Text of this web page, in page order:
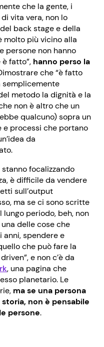
che la gente, i
vita vera, non lo
back stage e della
molto più vicino alla
persone non hanno
fatto”, hanno perso la
che “è fatto
semplicemente
metodo la dignità e la
non è altro che un
qualcuno) sopra un
e processi che portano
da
focalizzando
è difficile da vendere
sull’output
ma se ci sono scritte
periodo, beh, non
delle cose che
spendere e
che può fare la
e non c’è da
, una pagina che
planetario. Le
ma se una persona
non è pensabile
persone.